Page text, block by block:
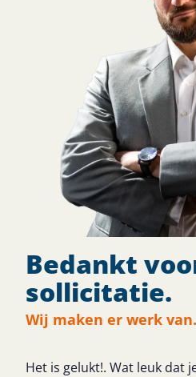
Bedankt
sollicitatie.
Wij maken er werk van.
Het is gelukt!. Wat leuk dat